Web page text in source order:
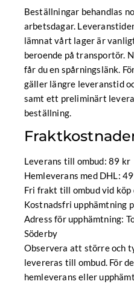
Beställningar behandlas
arbetsdagar.
lämnat vårt lager är
beroende på transportör.
får du en spårningslänk.
gäller längre leveranstid
samt ett preliminärt
beställning.
Leverans till ombud: 89 kr
Hemleverans med DHL:
Fri frakt till ombud vid
Kostnadsfri upphämtning
Adress för upphämtning:
Söderby
Observera att större och
levereras till ombud. För
hemleverans eller